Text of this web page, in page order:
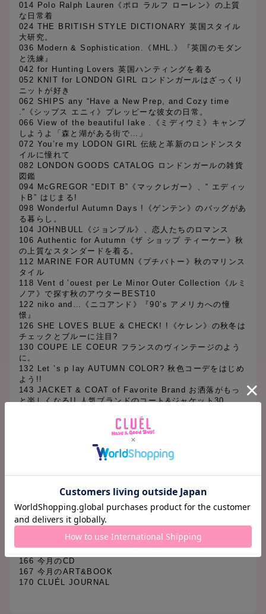
014 Polo Ralph Lauren《ポロ ラルフ ローレン》の上質
な日常着
024 THE BRITISH STYLE DICTIONARY 英国スタイル
大研究。
036 Modern & Sophistication.《MHL.》『英国のモダン
と洗練』
042 for Hunting Lovers 英国ハンティングを着る
052 KNIT for LONDON GIRL ロンドンガールはざっくり
ニットが好き
062 SHIPS any “Have a New Prep, and Cozy time
.”《シップス エニィ》プレッピーな彼女の日常。
066 View of the beautiful lake .《ミディウミ》キャンプ
しようよ「森と湖がある街で…」
072 You’re my LODON GIRL 伝統と革新のロンドンスタ
イルに憧れて
082 LONDON GOODS CATALOG ロンドンガールの雑貨
図鑑
094 McGREGOR “EDIT B”《マックレガー》、“ エディッ
トB” はじまる!
098 Wonderful Autumn Days !《ゲンテン》のバッグがあ
る暮らし。
104 JOHNBULL《ジョンブル》、恋人たちのロマンス
106 Authentic for Autumn《ザ ショップ ティーケー》秋
の上質なスタンダードを着る。
112 MARINE FOR AUTUMN《プチバトー》秋のマリンス
タイル
118 Vent d ’ouest per Le Minor Outer Collection《ルミ
ノア》で探す秋のアウターBEST10
122 niko and…《ニコアンド》『90’s アメリカへの憧
憬』
126 SHE LOVES BLUE & CHECK! !《ケレン》の秋冬は
チェックとブルーに注目?
130 COUPE LE COEUR フランスのヴィンテージのよう
に。
132 Let ’s p lay AUTUMN COLOR? 秋色コーデをはじめ
よう!!
143 JACKET & COAT of Favorite Brand お洒落がもっ
と楽しくなる!! 人気ブランドのコート&ジャケット30
007 Terminal 01 GUCCI BAMBOO
009 Terminal 02 sara&cake Autumn Cardigan
011 Terminal 03 Stroll
013 Terminal 04 BONLECILL
ト
156 連載 大森伃佑子の「今日 私が女の子であること」
160 Terminal 05 AU BON VIEUX TEMPS
161 Terminal 06 Theory Project by Lucas Ossendrijve
r
164 今月の気になる人
165 今月の映画
166 今月のCD
167 今月のART&BOOK
170 CLUÉL JOURNAL